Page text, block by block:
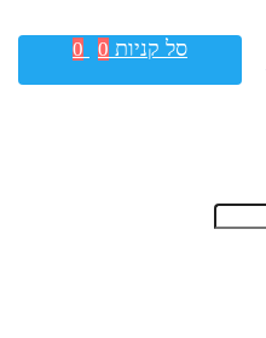
סל קניות 0
0